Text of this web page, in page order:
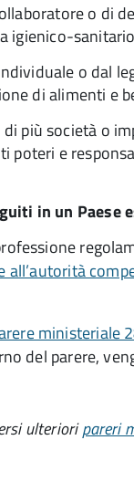
o
igienico-
o dal
di alimenti e
più società o
poteri e
in un Paese
all’autorità
ministeriale
del parere,
ulterioripareri